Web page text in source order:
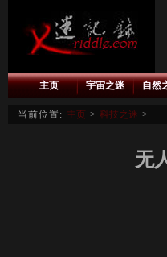
主页 宇宙之迷 自然
当前位置: 主页 > 科技之迷 >
无